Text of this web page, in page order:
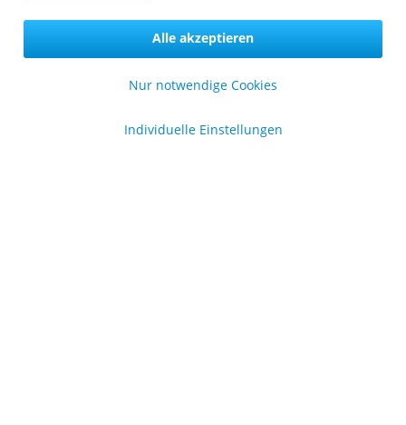
Nur notwendige Cookies
Alle akzeptieren
Individuelle Einstellungen